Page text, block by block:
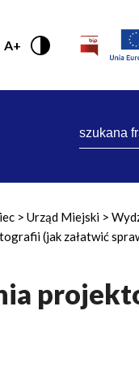
A+
szukana
Urząd Miejski
(jak załatwić